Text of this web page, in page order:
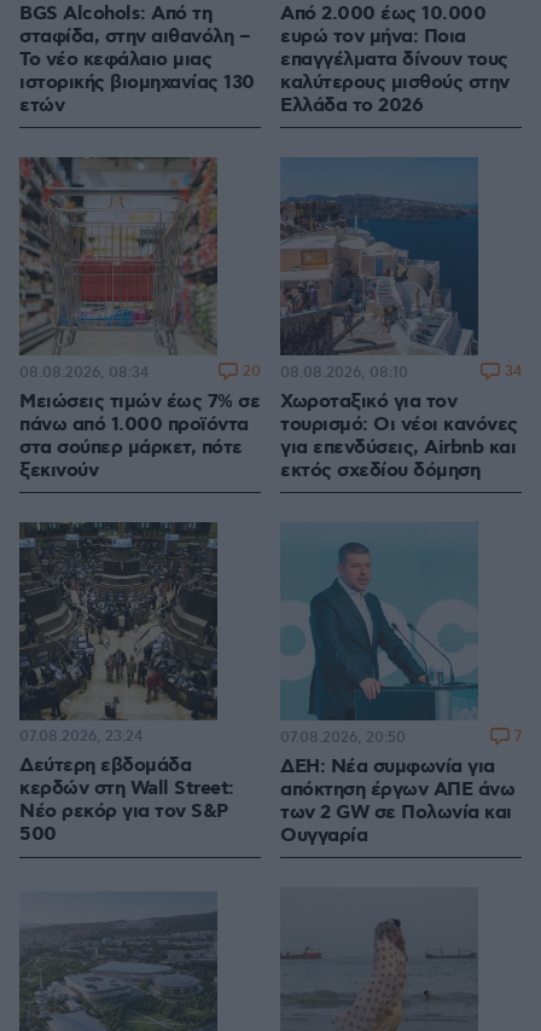
BGS Alcohols: Από τη
σταφίδα, στην αιθανόλη –
Το νέο κεφάλαιο μιας
ιστορικής βιομηχανίας 130
ετών
Από 2.000 έως 10.000
ευρώ τον μήνα: Ποια
επαγγέλματα δίνουν τους
καλύτερους μισθούς στην
Ελλάδα το 2026
Μειώσεις τιμών έως 7% σε
πάνω από 1.000 προϊόντα
στα σούπερ μάρκετ, πότε
ξεκινούν
08.08.2026, 08:34 20
Χωροταξικό για τον
τουρισμό: Οι νέοι κανόνες
για επενδύσεις, Airbnb και
εκτός σχεδίου δόμηση
08.08.2026, 08:10 34
Δεύτερη εβδομάδα
κερδών στη Wall Street:
Νέο ρεκόρ για τον S&P
500
07.08.2026, 23:24
ΔΕΗ: Νέα συμφωνία για
απόκτηση έργων ΑΠΕ άνω
των 2 GW σε Πολωνία και
Ουγγαρία
07.08.2026, 20:50 7